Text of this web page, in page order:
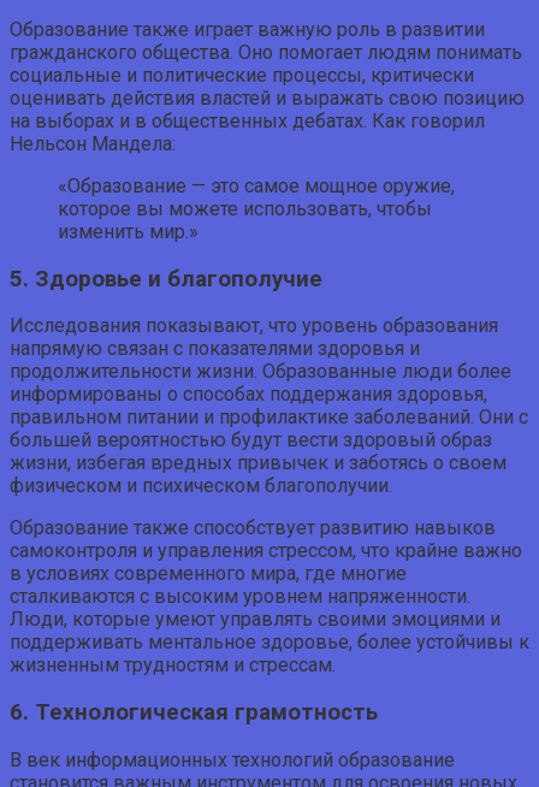
Образование также играет важную роль в развитии
гражданского общества. Оно помогает людям понимать
социальные и политические процессы, критически
оценивать действия властей и выражать свою позицию
на выборах и в общественных дебатах. Как говорил
Нельсон Мандела:
«Образование — это самое мощное оружие,
которое вы можете использовать, чтобы
изменить мир.»
5. Здоровье и благополучие
Исследования показывают, что уровень образования
напрямую связан с показателями здоровья и
продолжительности жизни. Образованные люди более
информированы о способах поддержания здоровья,
правильном питании и профилактике заболеваний. Они с
большей вероятностью будут вести здоровый образ
жизни, избегая вредных привычек и заботясь о своем
физическом и психическом благополучии.
Образование также способствует развитию навыков
самоконтроля и управления стрессом, что крайне важно
в условиях современного мира, где многие
сталкиваются с высоким уровнем напряженности.
Люди, которые умеют управлять своими эмоциями и
поддерживать ментальное здоровье, более устойчивы к
жизненным трудностям и стрессам.
6. Технологическая грамотность
В век информационных технологий образование